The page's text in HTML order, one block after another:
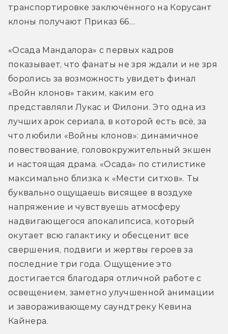
транспортировке заключённого на Корусант
клоны получают Приказ 66…
«Осада Мандалора» с первых кадров
показывает, что фанаты не зря ждали и не зря
боролись за возможность увидеть финал
«Войн клонов» таким, каким его
представляли Лукас и Филони. Это одна из
лучших арок сериала, в которой есть всё, за
что любили «Войны клонов»: динамичное
повествование, головокружительный экшен
и настоящая драма. «Осада» по стилистике
максимально близка к «Мести ситхов». Ты
буквально ощущаешь висящее в воздухе
напряжение и чувствуешь атмосферу
надвигающегося апокалипсиса, который
окутает всю галактику и обесценит все
свершения, подвиги и жертвы героев за
последние три года. Ощущение это
достигается благодаря отличной работе с
освещением, заметно улучшенной анимации
и завораживающему саундтреку Кевина
Кайнера.